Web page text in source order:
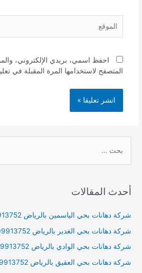
احفظ اسمي، بريدي الإلكتروني،
المتصفح لاستخدامها المرة المقبلة في
r
h
:
أحدث المقالات
شركة دهانات بحي الياسمين بالرياض 0509913752 الفهد
شركة دهانات بحي الغدير بالرياض 0509913752 الفهد
شركة دهانات بحي الوادي بالرياض 0509913752 الفهد
شركة دهانات بحي العقيق بالرياض 0509913752 الفهد